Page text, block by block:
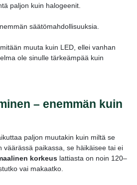
paljon kuin halogeenit.
säätömahdollisuuksia.
muuta kuin LED, ellei vanhan
ole sinulle tärkeämpää kuin
– enemmän kuin
paljon muutakin kuin miltä se
väärässä paikassa, se häikäisee tai ei
korkeus lattiasta on noin 120–
vai makaatko.